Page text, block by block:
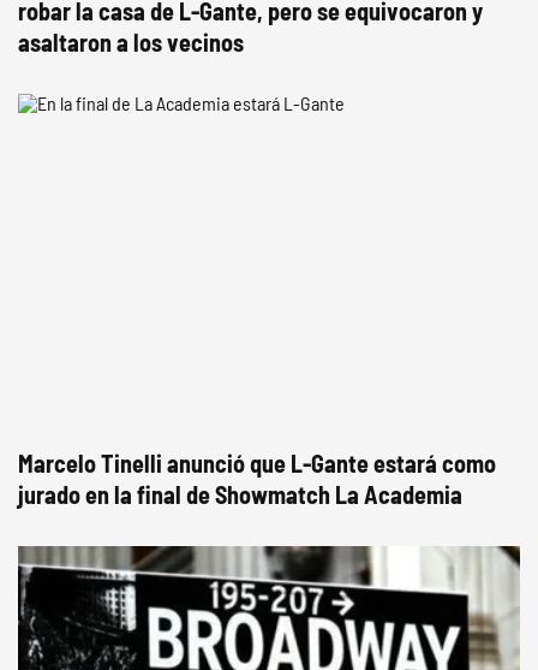
robar la casa de L-Gante, pero se equivocaron y
asaltaron a los vecinos
Marcelo Tinelli anunció que L-Gante estará como
jurado en la final de Showmatch La Academia